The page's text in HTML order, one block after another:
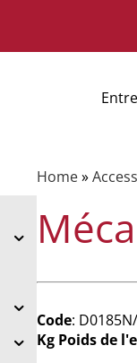
Home»
Code:
Kg Poids de